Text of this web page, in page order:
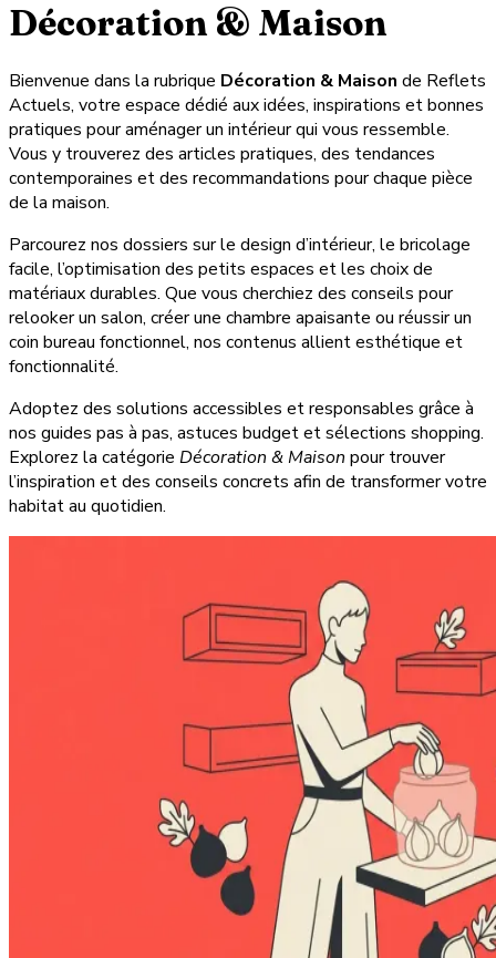
Décoration & Maison
Bienvenue dans la rubrique Décoration & Maison de Reflets
Actuels, votre espace dédié aux idées, inspirations et bonnes
pratiques pour aménager un intérieur qui vous ressemble.
Vous y trouverez des articles pratiques, des tendances
contemporaines et des recommandations pour chaque pièce
de la maison.
Parcourez nos dossiers sur le design d’intérieur, le bricolage
facile, l’optimisation des petits espaces et les choix de
matériaux durables. Que vous cherchiez des conseils pour
relooker un salon, créer une chambre apaisante ou réussir un
coin bureau fonctionnel, nos contenus allient esthétique et
fonctionnalité.
Adoptez des solutions accessibles et responsables grâce à
nos guides pas à pas, astuces budget et sélections shopping.
Explorez la catégorie Décoration & Maison pour trouver
l’inspiration et des conseils concrets afin de transformer votre
habitat au quotidien.